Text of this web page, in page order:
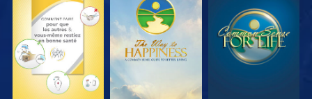
REGARDER REGARDER REGARDER